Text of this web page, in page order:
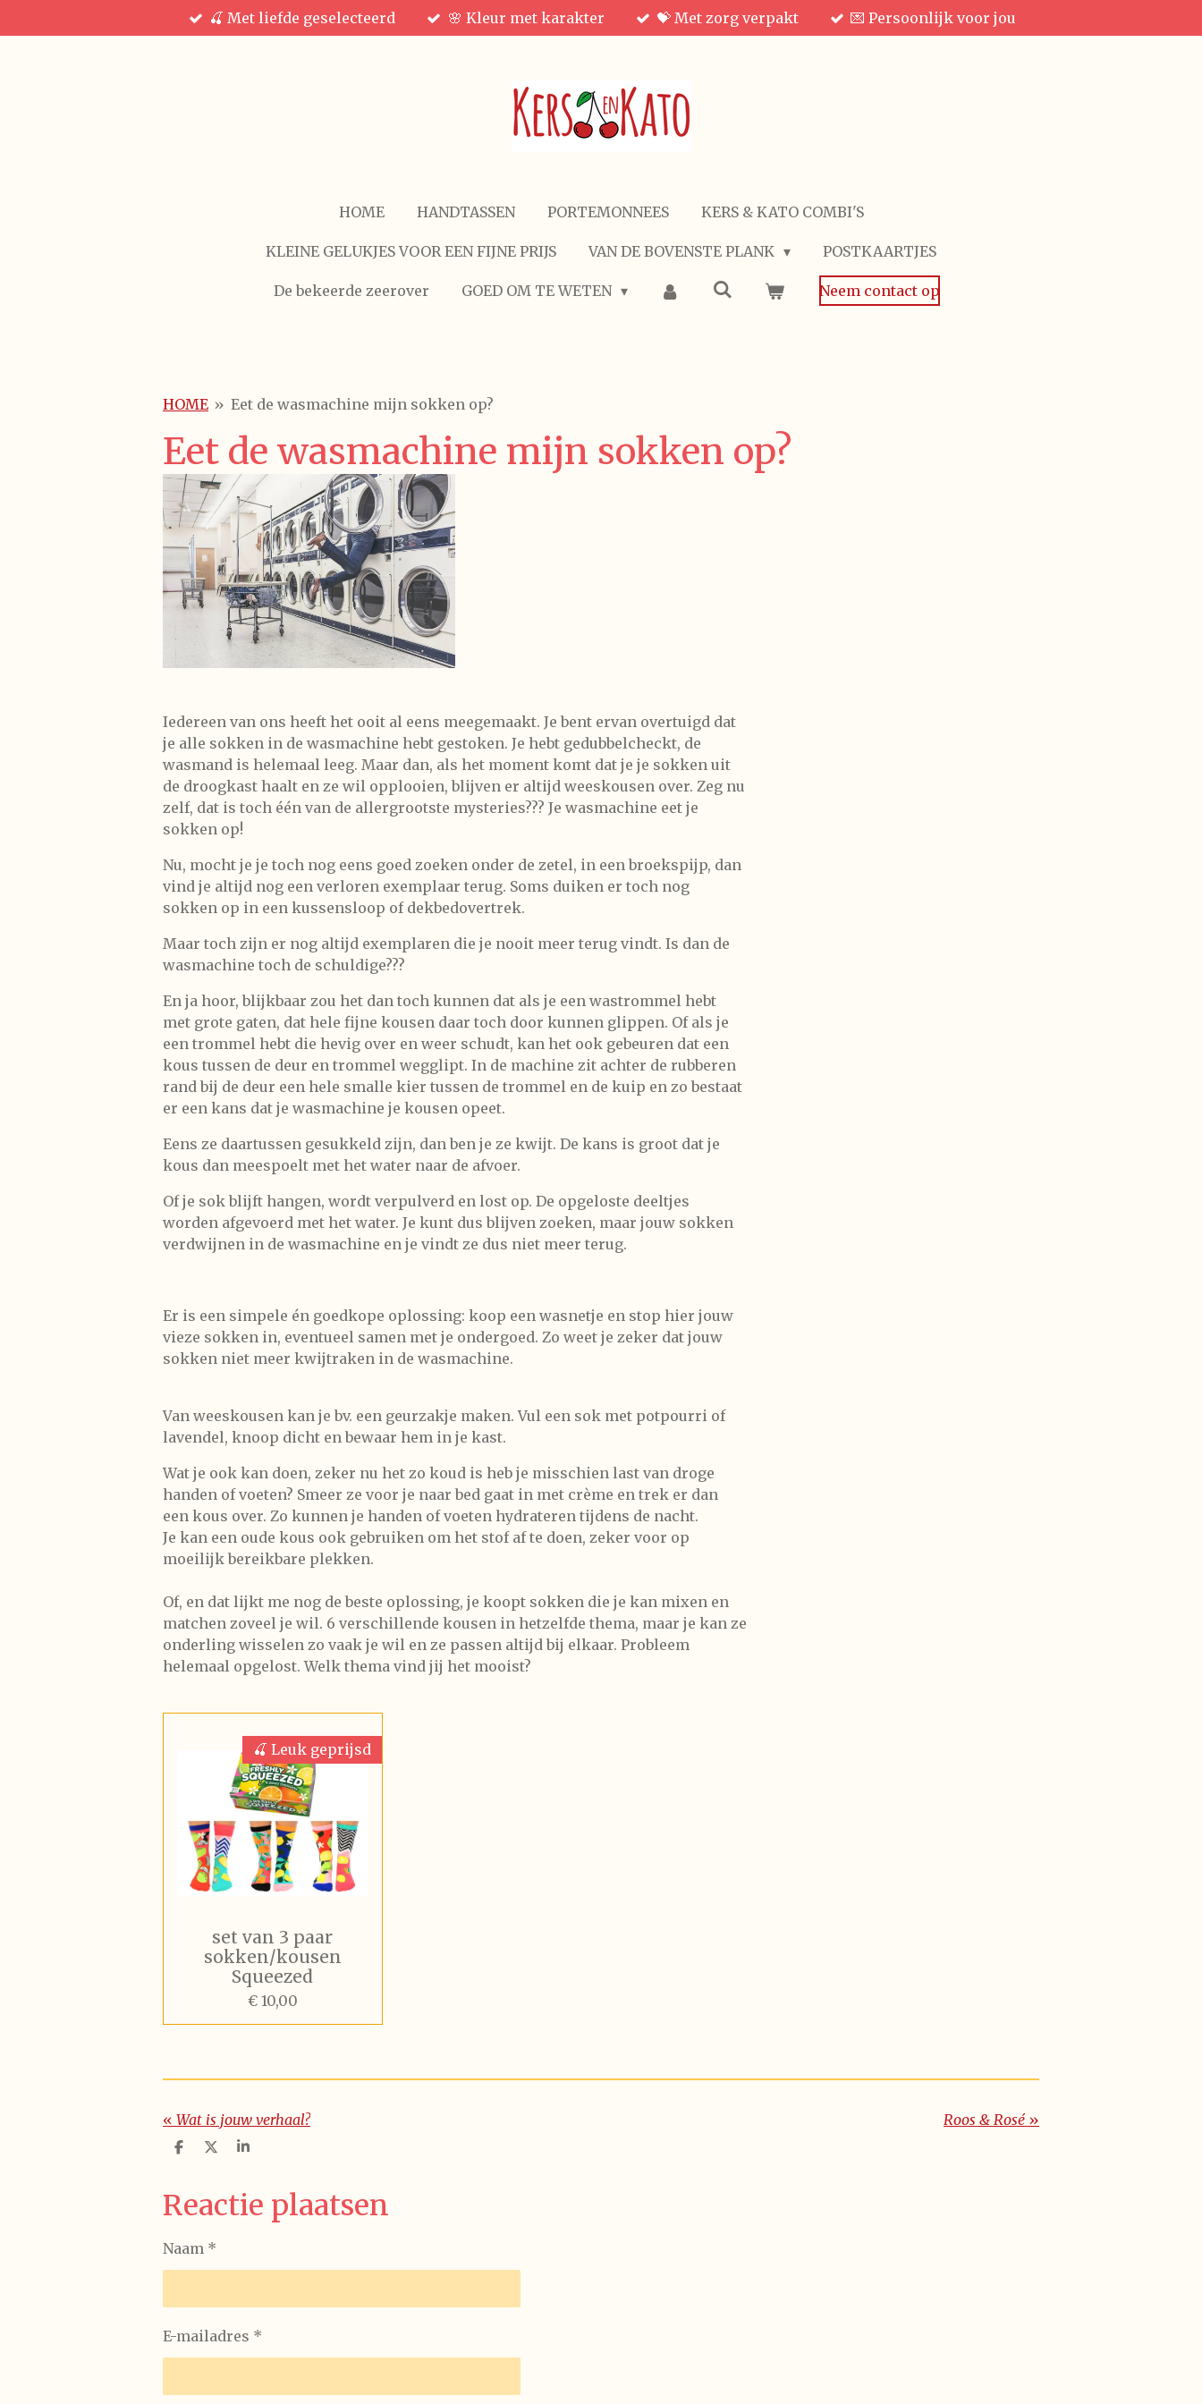
direct
🍒 Met liefde geselecteerd 🌸 Kleur met karakter 💝 Met zorg verpakt 💌 Persoonlijk voor jou
HOME HANDTASSEN PORTEMONNEES KERS & KATO COMBI'S
KLEINE GELUKJES VOOR EEN FIJNE PRIJS VAN DE BOVENSTE PLANK POSTKAARTJES
De bekeerde zeerover GOED OM TE WETEN Neem contact op
HOME » Eet de wasmachine mijn sokken op?
Eet de wasmachine mijn sokken op?
Iedereen van ons heeft het ooit al eens meegemaakt. Je bent ervan overtuigd dat
je alle sokken in de wasmachine hebt gestoken. Je hebt gedubbelcheckt, de
wasmand is helemaal leeg. Maar dan, als het moment komt dat je je sokken uit
de droogkast haalt en ze wil opplooien, blijven er altijd weeskousen over. Zeg nu
zelf, dat is toch één van de allergrootste mysteries??? Je wasmachine eet je
sokken op!
Nu, mocht je je toch nog eens goed zoeken onder de zetel, in een broekspijp, dan
vind je altijd nog een verloren exemplaar terug. Soms duiken er toch nog
sokken op in een kussensloop of dekbedovertrek.
Maar toch zijn er nog altijd exemplaren die je nooit meer terug vindt. Is dan de
wasmachine toch de schuldige???
En ja hoor, blijkbaar zou het dan toch kunnen dat als je een wastrommel hebt
met grote gaten, dat hele fijne kousen daar toch door kunnen glippen. Of als je
een trommel hebt die hevig over en weer schudt, kan het ook gebeuren dat een
kous tussen de deur en trommel wegglipt. In de machine zit achter de rubberen
rand bij de deur een hele smalle kier tussen de trommel en de kuip en zo bestaat
er een kans dat je wasmachine je kousen opeet.
Eens ze daartussen gesukkeld zijn, dan ben je ze kwijt. De kans is groot dat je
kous dan meespoelt met het water naar de afvoer.
Of je sok blijft hangen, wordt verpulverd en lost op. De opgeloste deeltjes
worden afgevoerd met het water. Je kunt dus blijven zoeken, maar jouw sokken
verdwijnen in de wasmachine en je vindt ze dus niet meer terug.
Er is een simpele én goedkope oplossing: koop een wasnetje en stop hier jouw
vieze sokken in, eventueel samen met je ondergoed. Zo weet je zeker dat jouw
sokken niet meer kwijtraken in de wasmachine.
Van weeskousen kan je bv. een geurzakje maken. Vul een sok met potpourri of
lavendel, knoop dicht en bewaar hem in je kast.
Wat je ook kan doen, zeker nu het zo koud is heb je misschien last van droge
handen of voeten? Smeer ze voor je naar bed gaat in met crème en trek er dan
een kous over. Zo kunnen je handen of voeten hydrateren tijdens de nacht.
Je kan een oude kous ook gebruiken om het stof af te doen, zeker voor op
moeilijk bereikbare plekken.
Of, en dat lijkt me nog de beste oplossing, je koopt sokken die je kan mixen en
matchen zoveel je wil. 6 verschillende kousen in hetzelfde thema, maar je kan ze
onderling wisselen zo vaak je wil en ze passen altijd bij elkaar. Probleem
helemaal opgelost. Welk thema vind jij het mooist?
🍒 Leuk geprijsd
set van 3 paar
sokken/kousen
Squeezed
€ 10,00
« Wat is jouw verhaal? Roos & Rosé »
D
e
n
D
l
S
r
e
Reactie plaatsen
Naam *
E-mailadres *